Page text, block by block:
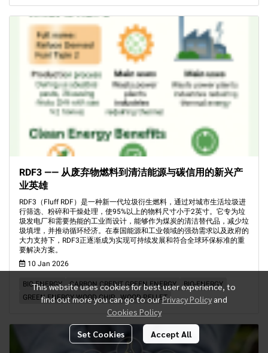
RDF3 —— 从废弃物燃料到清洁能源与碳信用的新兴产
业英雄
RDF3（Fluff RDF）是一种新一代垃圾衍生燃料，通过对城市生活垃圾进
行筛选、粉碎和干燥处理，使95%以上的物料尺寸小于2英寸。它专为垃
圾发电厂和需要热能的工业而设计，能够作为煤炭的清洁替代品，减少垃
圾填埋，并推动循环经济。在泰国能源和工业领域的强劲需求以及政府的
大力支持下，RDF3正逐渐成为实现可持续发展和符合全球环保标准的重
要解决方案。
10 Jan 2026
BIO-ENERGY CARBON CREDIT GREEN ENERGY
BIO-ENERGY
GREEN ENERGY WOOD CHIP , WOOD PELLET
This website uses cookies for best user experience, to
find out more you can go to ourPrivacy Policy and
Cookies Policy
Set Cookies Accept All